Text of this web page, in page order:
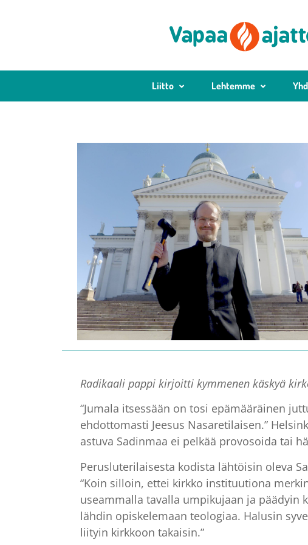
Liitto Lehtemme
Radikaali pappi kirjoitti kymmenen käskyä
“Jumala itsessään on tosi epämääräinen
ehdottomasti Jeesus Nasaretilaisen.”
astuva Sadinmaa ei pelkää provosoida tai
Perusluterilaisesta kodista lähtöisin oleva
“Koin silloin, ettei kirkko instituutiona
useammalla tavalla umpikujaan ja päädyin
lähdin opiskelemaan teologiaa. Halusin
liityin kirkkoon takaisin.”